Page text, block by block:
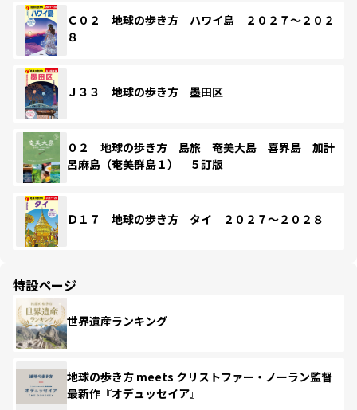
Ｃ０２ 地球の歩き方 ハワイ島 ２０２７～２０２
８
Ｊ３３ 地球の歩き方 墨田区
０２ 地球の歩き方 島旅 奄美大島 喜界島 加計
呂麻島（奄美群島１） ５訂版
Ｄ１７ 地球の歩き方 タイ ２０２７～２０２８
特設ページ
世界遺産ランキング
地球の歩き方 meets クリストファー・ノーラン監督
最新作『オデュッセイア』